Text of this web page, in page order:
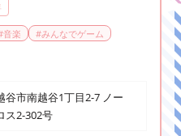
音楽 #みんなでゲーム
谷市南越谷1丁目2-7 ノー
ス2-302号